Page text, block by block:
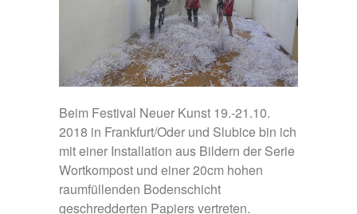
Beim Festival Neuer Kunst 19.-21.10.
2018 in Frankfurt/Oder und Slubice bin ich
mit einer Installation aus Bildern der Serie
Wortkompost und einer 20cm hohen
raumfüllenden Bodenschicht
geschredderten Papiers vertreten.